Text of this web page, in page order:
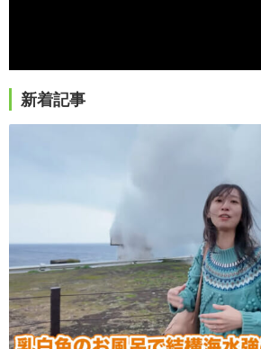
新着記事